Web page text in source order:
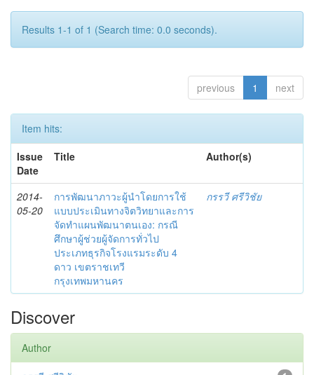
Results 1-1 of 1 (Search time: 0.0 seconds).
previous 1 next
Item hits:
Issue
Date
Title Author(s)
2014-
05-20
การพัฒนาภาวะผู้นำโดยการใช้
แบบประเมินทางจิตวิทยาและการ
จัดทำแผนพัฒนาตนเอง: กรณี
ศึกษาผู้ช่วยผู้จัดการทั่วไป
ประเภทธุรกิจโรงแรมระดับ 4
ดาว เขตราชเทวี
กรุงเทพมหานคร
กรรวี ศรีวิชัย
Discover
Author